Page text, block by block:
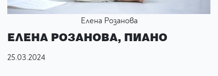
Елена Розанова
ЕЛЕНА РОЗАНОВА, ПИАНО
25.03.2024